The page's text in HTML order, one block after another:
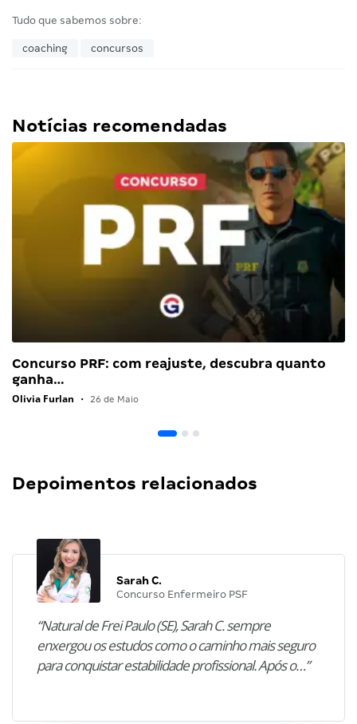
Tudo que sabemos sobre:
coaching concursos
Notícias recomendadas
Concurso PRF: com reajuste, descubra quanto
ganha…
Olivia Furlan • 26 de Maio
Depoimentos relacionados
Sarah C.
Concurso Enfermeiro PSF
“Natural de Frei Paulo (SE), Sarah C. sempre
enxergou os estudos como o caminho mais seguro
para conquistar estabilidade profissional. Após o…”